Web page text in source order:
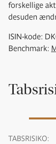
forskellige
desuden
ISIN-kode:
Benchmark:
TABSRISIKO: